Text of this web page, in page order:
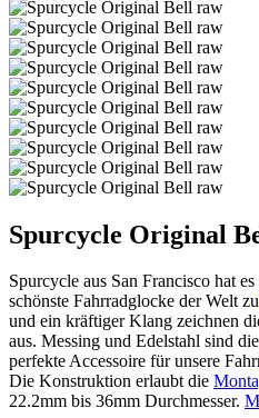
Spurcycle Original
Spurcycle aus San Francisco hat
schönste Fahrradglocke der Welt zu
und ein kräftiger Klang zeichnen
aus. Messing und Edelstahl sind
perfekte Accessoire für unsere
Die Konstruktion erlaubt die
22.2mm bis 36mm Durchmesser.